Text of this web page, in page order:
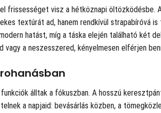
frissességet visz a hétköznapi
textúrát ad, hanem rendkívül strapabíróvá
hatást, míg a táska elején található két
vagy a neszesszered, kényelmesen elférjen
álltak a fókuszban. A hosszú
a napjaid: bevásárlás közben, a